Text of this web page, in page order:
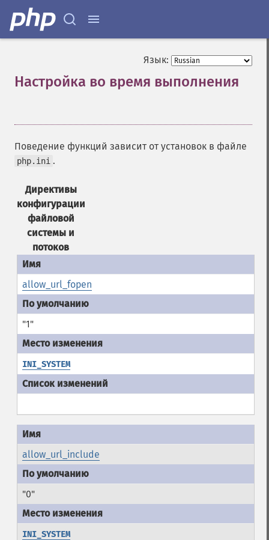
Язык:
Настройка во время выполнения
Поведение функций зависит от установок в файле
php.ini .
Директивы
конфигурации
файловой
системы и
потоков
allow_url_fopen
"1"
INI_SYSTEM
allow_url_include
"0"
INI_SYSTEM